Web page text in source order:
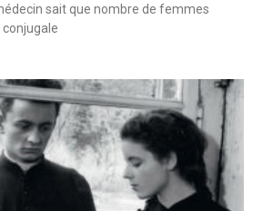
sait que nombre de femmes